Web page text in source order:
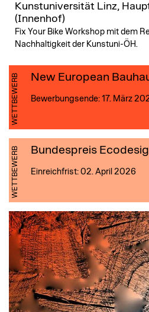
Kunstuniversität Linz,
(Innenhof)
Fix Your Bike Workshop mit dem
Nachhaltigkeit der Kunstuni-ÖH.
WETTBEWERB New European
Bewerbungsende: 17. März
WETTBEWERB Bundespreis
Einreichfrist: 02. April 2026